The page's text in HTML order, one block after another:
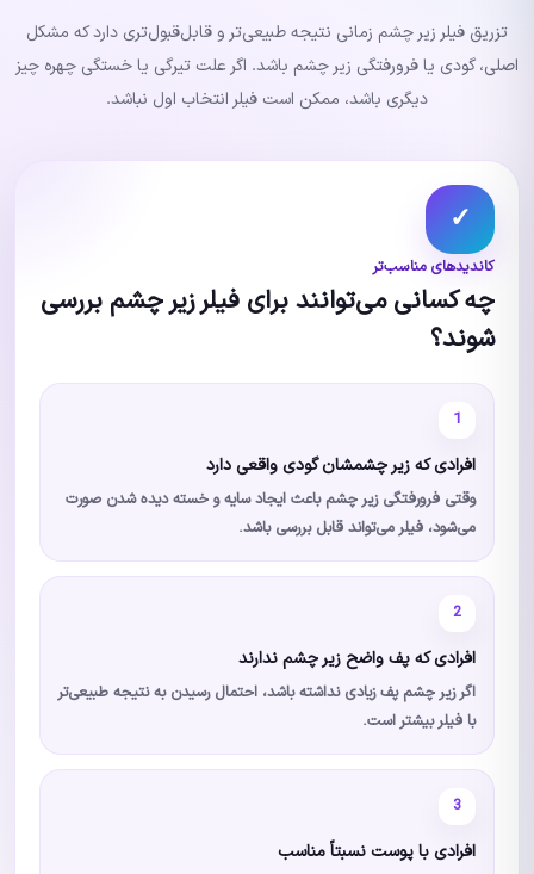
تزریق فیلر زیر چشم زمانی نتیجه طبیعی‌تر و قابل‌قبول‌تری دارد که مشکل
اصلی، گودی یا فرورفتگی زیر چشم باشد. اگر علت تیرگی یا خستگی چهره چیز
دیگری باشد، ممکن است فیلر انتخاب اول نباشد.
✓
کاندیدهای مناسب‌تر
چه کسانی می‌توانند برای فیلر زیر چشم بررسی
شوند؟
1
افرادی که زیر چشمشان گودی واقعی دارد
وقتی فرورفتگی زیر چشم باعث ایجاد سایه و خسته دیده شدن صورت
می‌شود، فیلر می‌تواند قابل بررسی باشد.
2
افرادی که پف واضح زیر چشم ندارند
اگر زیر چشم پف زیادی نداشته باشد، احتمال رسیدن به نتیجه طبیعی‌تر
با فیلر بیشتر است.
3
افرادی با پوست نسبتاً مناسب